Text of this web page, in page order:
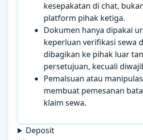
kesepakatan di chat,
platform pihak ketiga.
Dokumen hanya dipakai
keperluan verifikasi sewa
dibagikan ke pihak luar
persetujuan, kecuali
Pemalsuan atau
membuat pemesanan
klaim sewa.
Deposit